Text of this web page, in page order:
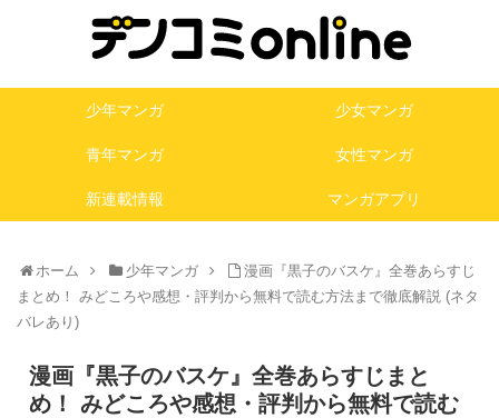
少年マンガ 少女マンガ
青年マンガ 女性マンガ
新連載情報 マンガアプリ
ホーム 少年マンガ
漫画『黒子のバスケ』全巻あらすじ
まとめ！ みどころや感想・評判から無料で読む方法まで徹底解説 (ネタ
バレあり)
漫画『黒子のバスケ』全巻あらすじまと
め！ みどころや感想・評判から無料で読む